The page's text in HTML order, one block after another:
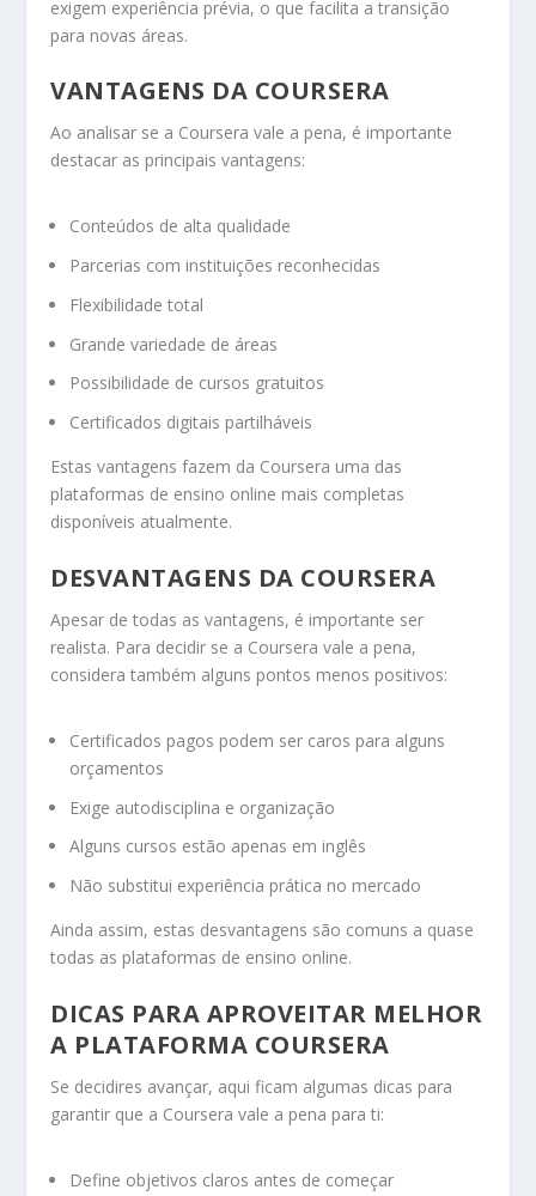
exigem experiência prévia, o que facilita a transição
para novas áreas.
VANTAGENS DA COURSERA
Ao analisar se a Coursera vale a pena, é importante
destacar as principais vantagens:
Conteúdos de alta qualidade
Parcerias com instituições reconhecidas
Flexibilidade total
Grande variedade de áreas
Possibilidade de cursos gratuitos
Certificados digitais partilháveis
Estas vantagens fazem da Coursera uma das
plataformas de ensino online mais completas
disponíveis atualmente.
DESVANTAGENS DA COURSERA
Apesar de todas as vantagens, é importante ser
realista. Para decidir se a Coursera vale a pena,
considera também alguns pontos menos positivos:
Certificados pagos podem ser caros para alguns
orçamentos
Exige autodisciplina e organização
Alguns cursos estão apenas em inglês
Não substitui experiência prática no mercado
Ainda assim, estas desvantagens são comuns a quase
todas as plataformas de ensino online.
DICAS PARA APROVEITAR MELHOR
A PLATAFORMA COURSERA
Se decidires avançar, aqui ficam algumas dicas para
garantir que a Coursera vale a pena para ti:
Define objetivos claros antes de começar